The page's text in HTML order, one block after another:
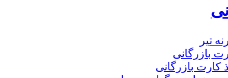
تیر
بازرگانی
کارت بازرگانی